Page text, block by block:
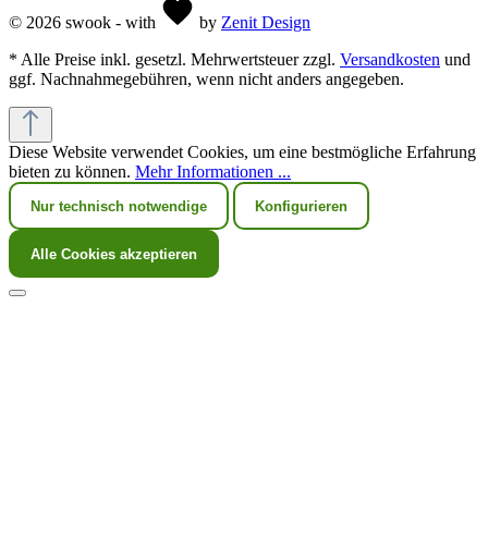
© 2026 swook - with by Zenit Design
* Alle Preise inkl. gesetzl. Mehrwertsteuer zzgl. Versandkosten und
ggf. Nachnahmegebühren, wenn nicht anders angegeben.
Diese Website verwendet Cookies, um eine bestmögliche Erfahrung
bieten zu können. Mehr Informationen ...
Nur technisch notwendige Konfigurieren
Alle Cookies akzeptieren